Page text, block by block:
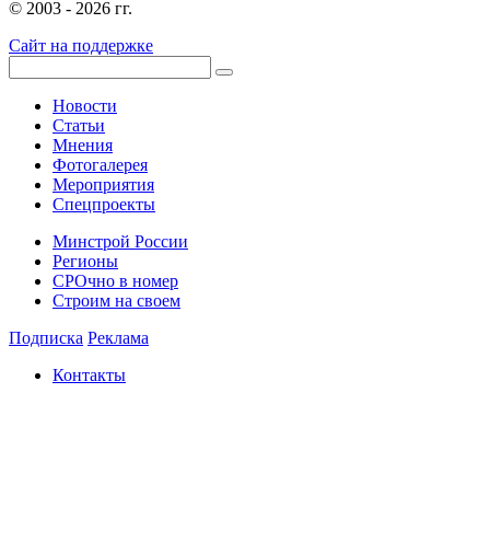
© 2003 - 2026 гг.
Сайт на поддержке
Новости
Статьи
Мнения
Фотогалерея
Мероприятия
Спецпроекты
Минстрой России
Регионы
СРОчно в номер
Строим на своем
Подписка Реклама
Контакты